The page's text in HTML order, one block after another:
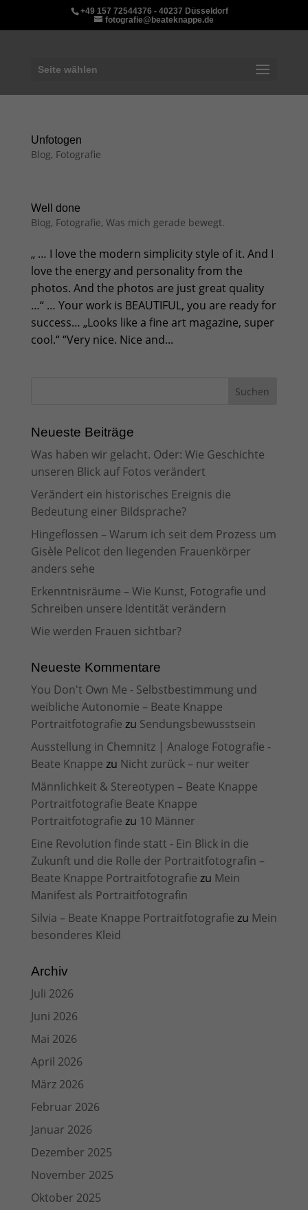
+49 157 72544376 - 40237 Düsseldorf
fotografie@beateknappe.de
Seite wählen
Unfotogen
Blog, Fotografie
Well done
Blog, Fotografie, Was mich gerade bewegt.
„ … I love the modern simplicity style of it. And I
love the energy and personality from the
photos. And the photos are just great quality
…“ … Your work is BEAUTIFUL, you are ready for
success… „Looks like a fine art magazine, super
cool.“ “Very nice. Nice and...
Neueste Beiträge
Was haben wir gelacht. Oder: Wie Geschichte
unseren Blick auf Fotos verändert
Verändert ein historisches Ereignis die
Bedeutung einer Bildsprache?
Hingeflossen – Warum ich seit dem Prozess um
Gisèle Pelicot den liegenden Frauenkörper
anders sehe
Erkenntnisräume – Wie Kunst, Fotografie und
Schreiben unsere Identität verändern
Wie werden Frauen sichtbar?
Neueste Kommentare
You Don't Own Me - Selbstbestimmung und
weibliche Autonomie – Beate Knappe
Portraitfotografie zu Sendungsbewusstsein
Ausstellung in Chemnitz | Analoge Fotografie -
Beate Knappe zu Nicht zurück – nur weiter
Männlichkeit & Stereotypen – Beate Knappe
Portraitfotografie Beate Knappe
Portraitfotografie zu 10 Männer
Eine Revolution finde statt - Ein Blick in die
Zukunft und die Rolle der Portraitfotografin –
Beate Knappe Portraitfotografie zu Mein
Manifest als Portraitfotografin
Silvia – Beate Knappe Portraitfotografie zu Mein
besonderes Kleid
Archiv
Juli 2026
Juni 2026
Mai 2026
April 2026
März 2026
Februar 2026
Januar 2026
Dezember 2025
November 2025
Oktober 2025